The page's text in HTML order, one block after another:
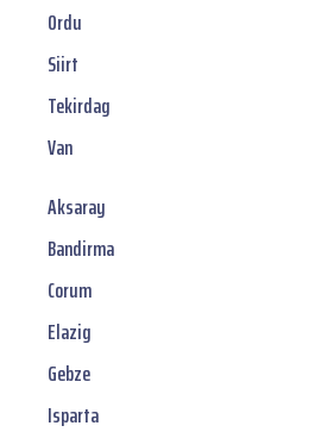
Ordu
Siirt
Tekirdag
Van
Aksaray
Bandirma
Corum
Elazig
Gebze
Isparta